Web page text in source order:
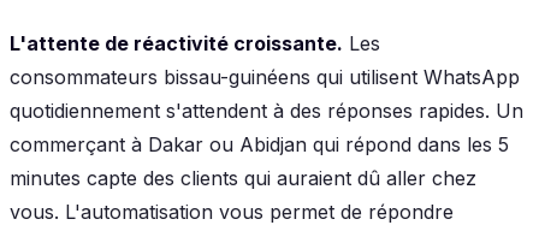
L'attente de réactivité croissante. Les
consommateurs bissau-guinéens qui utilisent WhatsApp
quotidiennement s'attendent à des réponses rapides. Un
commerçant à Dakar ou Abidjan qui répond dans les 5
minutes capte des clients qui auraient dû aller chez
vous. L'automatisation vous permet de répondre